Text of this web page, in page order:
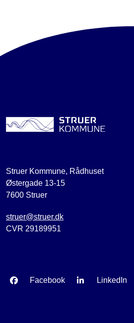
Struer Kommune, Rådhuset
Østergade 13-15
7600 Struer
struer@struer.dk
CVR 29189951
Facebook LinkedIn